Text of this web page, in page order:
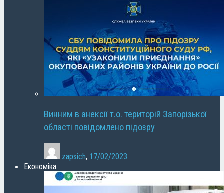
Винним в анексії т.о. територій Запорізької
області повідомлено підозру
zapsich, 17/02/2023
Економіка